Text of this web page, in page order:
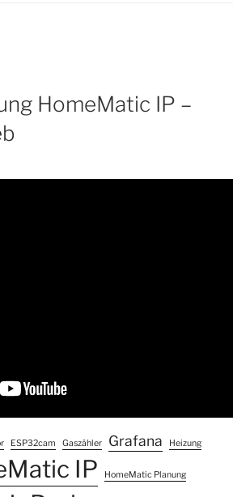
HomeMatic IP –
ESP32cam Gaszähler Grafana Heizung
IP HomeMatic Planung